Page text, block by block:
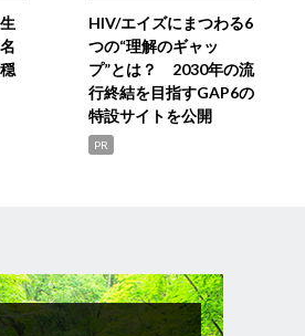
HIV/エイズにまつわる6
つの“理解のギャッ
プ”とは？ 2030年の流
行終結を目指すGAP6の
特設サイトを公開
PR